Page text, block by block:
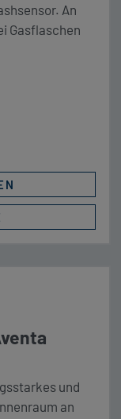
An
Gasflaschen
CS 2
2
in Gasheft
und
an